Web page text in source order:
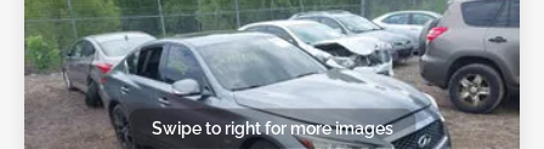
Swipe to right for more images